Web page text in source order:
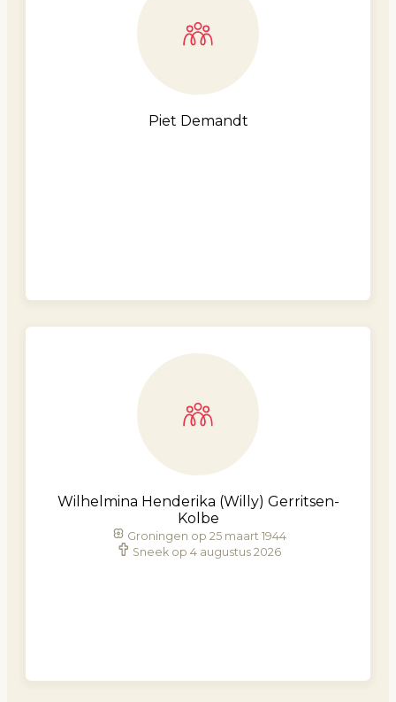
Piet Demandt
Wilhelmina Henderika (Willy) Gerritsen-
Kolbe
Groningen op 25 maart 1944
Sneek op 4 augustus 2026